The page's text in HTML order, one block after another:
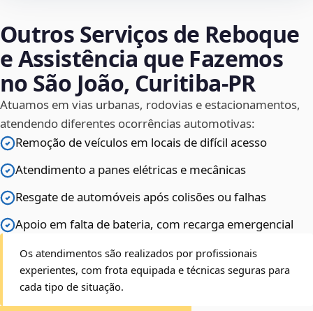
Outros Serviços de Reboque
e Assistência que Fazemos
no São João, Curitiba‑PR
Atuamos em vias urbanas, rodovias e estacionamentos,
atendendo diferentes ocorrências automotivas:
Remoção de veículos em locais de difícil acesso
Atendimento a panes elétricas e mecânicas
Resgate de automóveis após colisões ou falhas
Apoio em falta de bateria, com recarga emergencial
Os atendimentos são realizados por profissionais
experientes, com frota equipada e técnicas seguras para
cada tipo de situação.